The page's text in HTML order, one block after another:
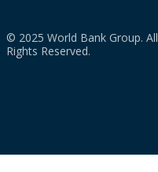
© 2025 World Bank Group. All
Rights Reserved.